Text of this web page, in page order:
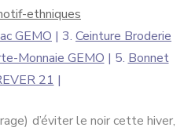
GEMO | 3. Ceinture Broderie
Monnaie GEMO | 5. Bonnet
21 |
d’éviter le noir cette hiver,